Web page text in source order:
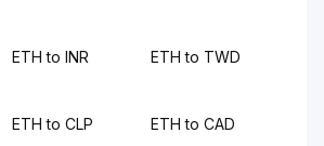
ETH to INR ETH to TWD
ETH to CLP ETH to CAD